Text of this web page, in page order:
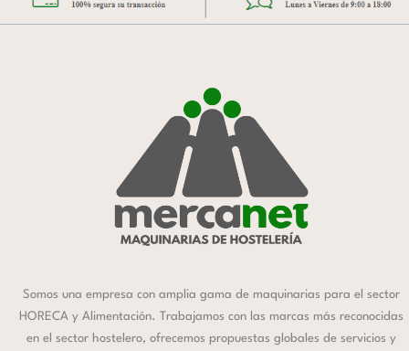
Somos una empresa con amplia gama de maquinarias para el sector
HORECA y Alimentación. Trabajamos con las marcas más reconocidas
en el sector hostelero, ofrecemos propuestas globales de servicios y